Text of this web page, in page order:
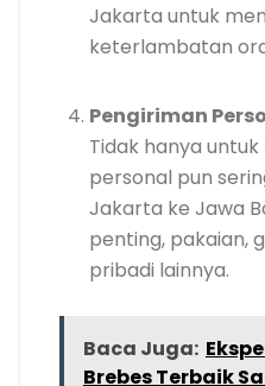
Jakarta untuk
keterlambatan
Pengiriman
Tidak hanya
personal pun
Jakarta ke Jawa
penting, pakaian,
pribadi lainnya.
Baca Juga:
Brebes Terbaik